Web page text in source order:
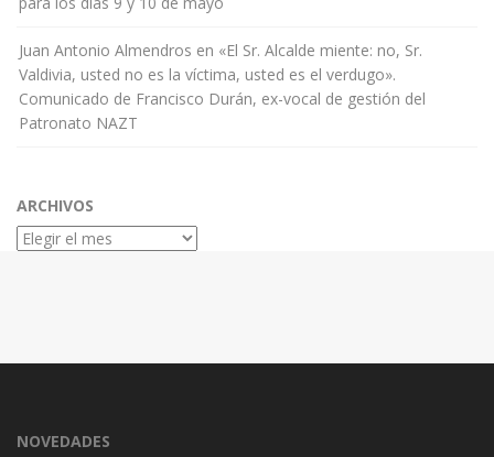
Juan Antonio Almendros en «El Sr. Alcalde miente: no, Sr.
Valdivia, usted no es la víctima, usted es el verdugo».
Comunicado de Francisco Durán, ex-vocal de gestión del
Patronato NAZT
ARCHIVOS
Archivos
NOVEDADES